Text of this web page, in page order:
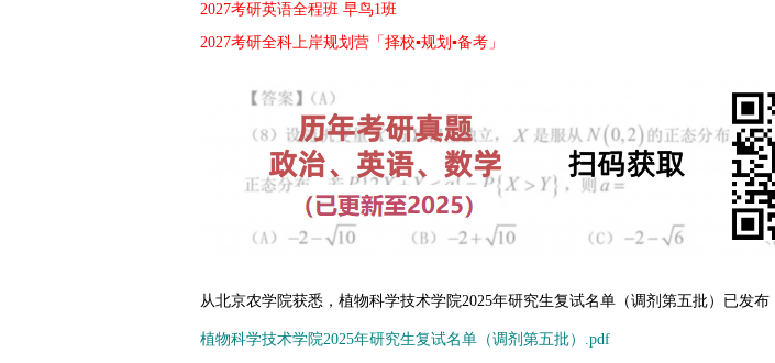
2027考研英语全程班 早鸟1班
2027考研全科上岸规划营「择校▪规划▪备考」
从北京农学院获悉，植物科学技术学院2025年研究生复试名单（调剂第五批）已发布
植物科学技术学院2025年研究生复试名单（调剂第五批）.pdf